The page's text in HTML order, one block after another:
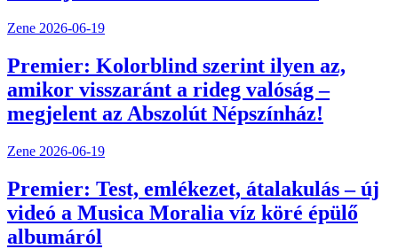
Zene 2026-06-19
Premier: Kolorblind szerint ilyen az,
amikor visszaránt a rideg valóság –
megjelent az Abszolút Népszínház!
Zene 2026-06-19
Premier: Test, emlékezet, átalakulás – új
videó a Musica Moralia víz köré épülő
albumáról